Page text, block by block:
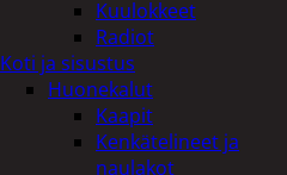
Kuulokkeet
Radiot
Koti ja sisustus
Huonekalut
Kaapit
Kenkätelineet ja
naulakot